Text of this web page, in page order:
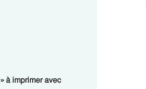
à imprimer avec